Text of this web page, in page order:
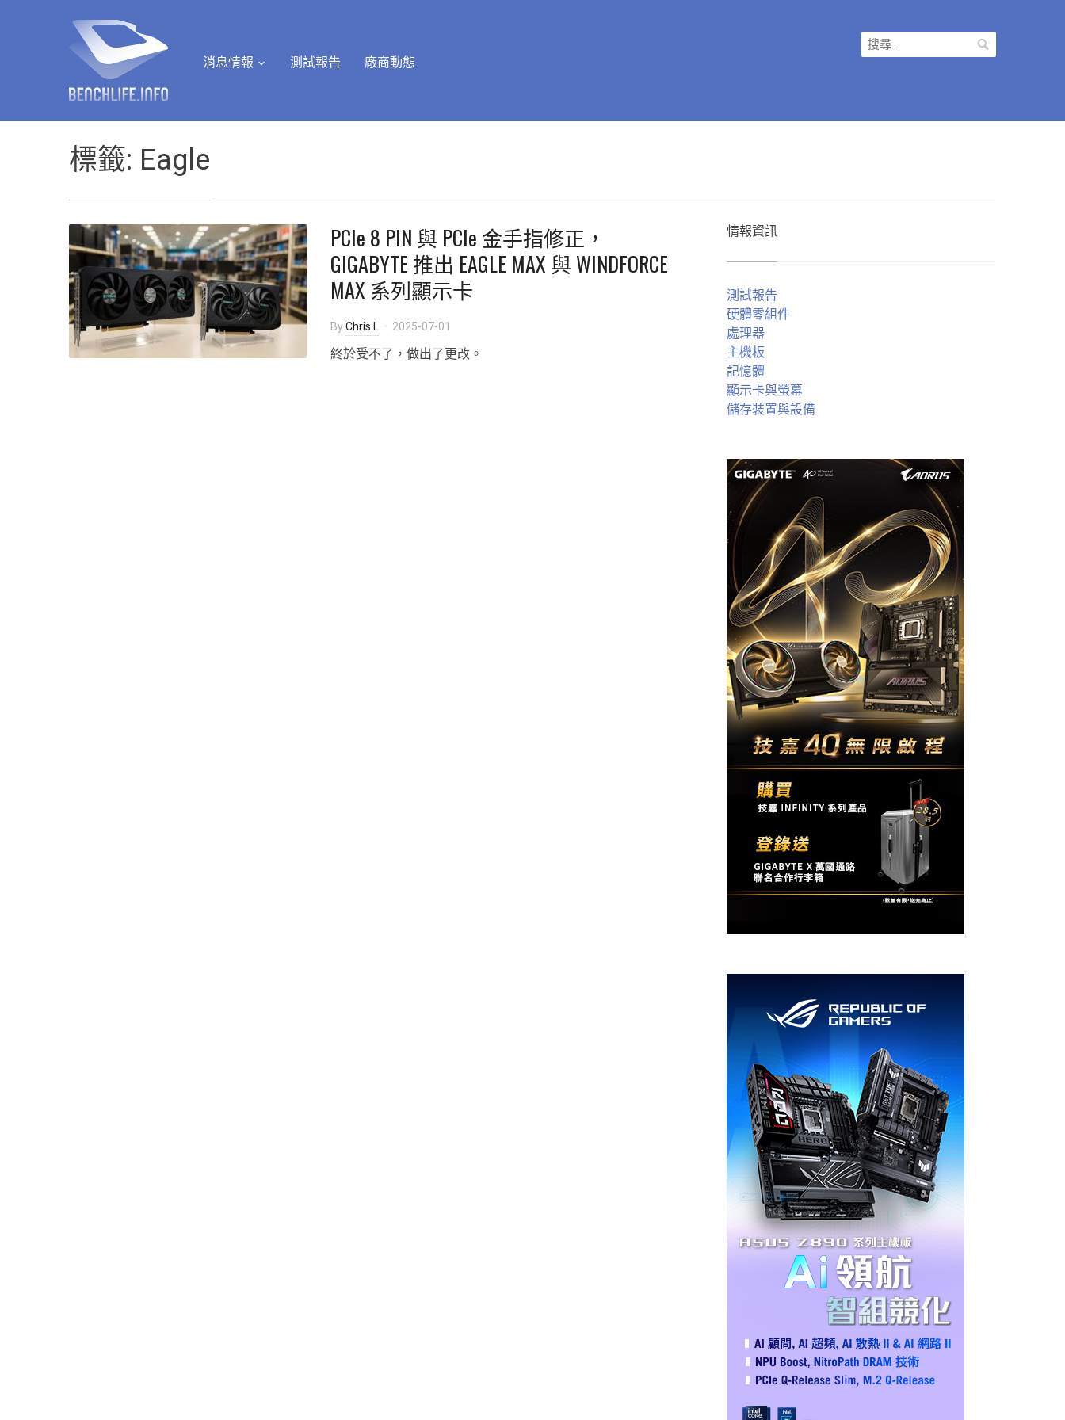
消息情報 測試報告 廠商動態
搜
尋
標籤: Eagle
PCIe 8 PIN 與 PCIe 金手指修正，
GIGABYTE 推出 EAGLE MAX 與 WINDFORCE
MAX 系列顯示卡
ByChris.L 2025-07-01
終於受不了，做出了更改。
情報資訊
測試報告
硬體零組件
處理器
主機板
記憶體
顯示卡與螢幕
儲存裝置與設備